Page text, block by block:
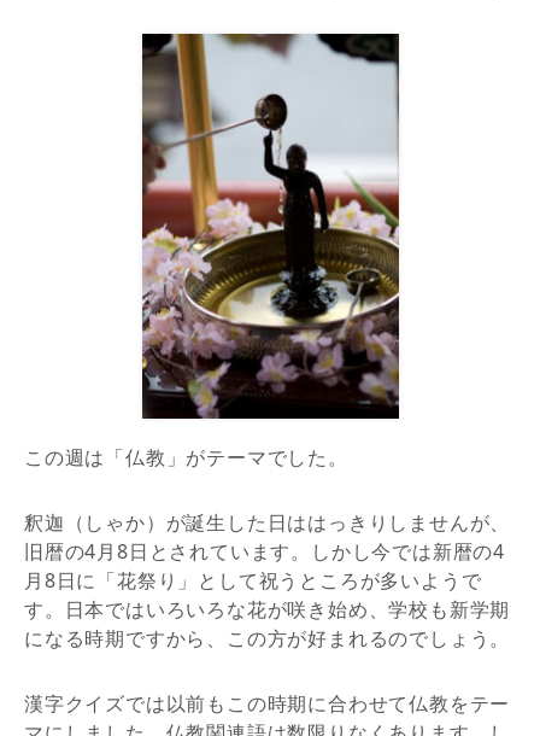
この週は「仏教」がテーマでした。
釈迦（しゃか）が誕生した日ははっきりしませんが、
旧暦の4月8日とされています。しかし今では新暦の4
月8日に「花祭り」として祝うところが多いようで
す。日本ではいろいろな花が咲き始め、学校も新学期
になる時期ですから、この方が好まれるのでしょう。
漢字クイズでは以前もこの時期に合わせて仏教をテー